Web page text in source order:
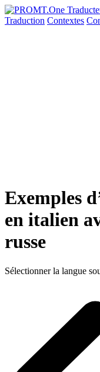
Traduction Contextes
Exemples
en italien
russe
Sélectionner la langue